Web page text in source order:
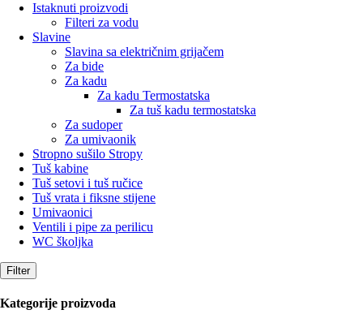
Istaknuti proizvodi
Filteri za vodu
Slavine
Slavina sa električnim grijačem
Za bide
Za kadu
Za kadu Termostatska
Za tuš kadu termostatska
Za sudoper
Za umivaonik
Stropno sušilo Stropy
Tuš kabine
Tuš setovi i tuš ručice
Tuš vrata i fiksne stijene
Umivaonici
Ventili i pipe za perilicu
WC školjka
Filter
Kategorije proizvoda